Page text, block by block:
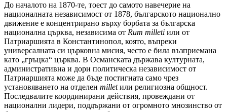
До началото на 1870-те, тоест до самото навечерие на
националната независимост от 1878, българското национално
движение е концентрирано върху борбата за българска
национална църква, независима от Rum milleti или от
Патриаршията в Константинопол, която, въпреки
универсалната си църковна мисия, често е била възприемана
като „гръцка“ църква. В Османската държава културната,
административна и дори политическа независимост от
Патриаршията може да бъде постигната само чрез
установяването на отделен milletили религиозна общност.
Последвалите координирани действия, провеждани от
национални лидери, поддържани от огромното мнозинство от